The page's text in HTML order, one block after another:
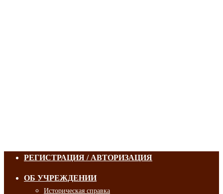
РЕГИСТРАЦИЯ / АВТОРИЗАЦИЯ
ОБ УЧРЕЖДЕНИИ
Историческая справка